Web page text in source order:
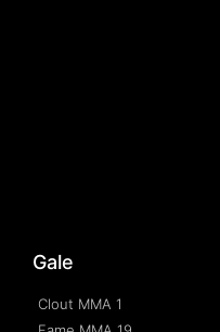
Gale
Clout MMA 1